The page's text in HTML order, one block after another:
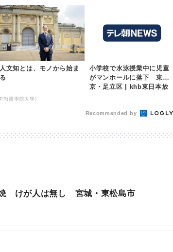
人文知とは、モノから始ま
る
PR(國學院大學)
小学校で水泳授業中に児童
がマンホールに落下 東
京・足立区 | khb東日本放
Recommended by
けが人は無し 宮城・東松島市